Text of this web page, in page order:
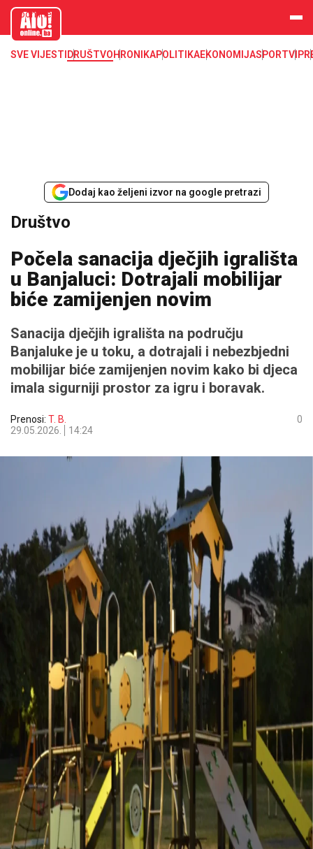
aloonline.b
SVE VIJESTI DRUŠTVOHRONIKAPOLITIKAEKONOMIJASPORTVIP
Dodaj kao željeni izvor na google pretrazi
Društvo
Počela sanacija dječjih igrališta
u Banjaluci: Dotrajali mobilijar
biće zamijenjen novim
Sanacija dječjih igrališta na području
Banjaluke je u toku, a dotrajali i nebezbjedni
mobilijar biće zamijenjen novim kako bi djeca
imala sigurniji prostor za igru i boravak.
Prenosi: T. B.
29.05.2026.
14:24
0